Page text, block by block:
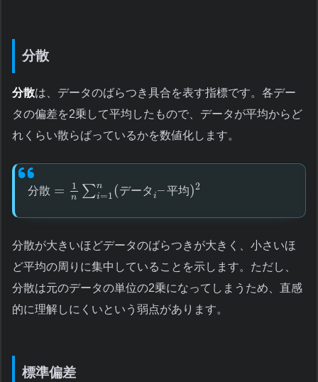
分散
分散は、データのばらつき具合を表す指標です。各デー
タの偏差を2乗して平均したもので、データが平均からど
れくらい散らばっているかを数値化します。
分散 = 1
n ∑n
i=1(データ i–平均)2
分散が大きいほどデータのばらつきが大きく、小さいほ
ど平均の周りに集中していることを示します。ただし、
分散は元のデータの単位の2乗になってしまうため、直感
的に理解しにくいという弱点があります。
標準偏差